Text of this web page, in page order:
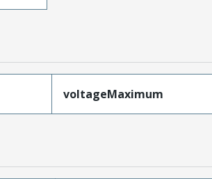
voltageMaximum